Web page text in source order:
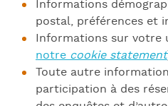
Informations
postal, préférences et
Informations sur votre
notre cookie statement
Toute autre
participation à des